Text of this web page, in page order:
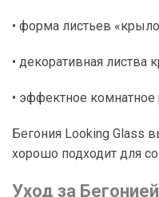
• форма листьев
• декоративная листва
• эффектное комнатное
Бегония Looking Glass
хорошо подходит для
Уход за